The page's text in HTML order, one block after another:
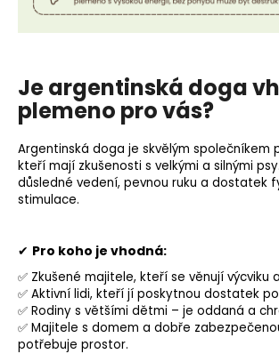
Je argentinská doga
plemeno pro vás?
Argentinská doga je skvělým společníkem
kteří mají zkušenosti s velkými a silnými
důsledné vedení, pevnou ruku a dostatek
stimulace.
✔ Pro koho je vhodná:
✅ Zkušené majitele, kteří se věnují výcviku
✅ Aktivní lidi, kteří jí poskytnou dostatek
✅ Rodiny s většími dětmi – je oddaná a
✅ Majitele s domem a dobře
potřebuje prostor.